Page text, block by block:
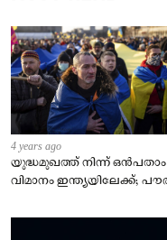
4 years ago
യുദ്ധമുഖത്ത് നിന്ന് ഒൻപതാം
വിമാനം ഇന്ത്യയിലേക്ക്;
– കേന്ദ്രം